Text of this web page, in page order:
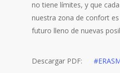
no tiene límites, y que
nuestra zona de confort
futuro lleno de nuevas
Descargar PDF: